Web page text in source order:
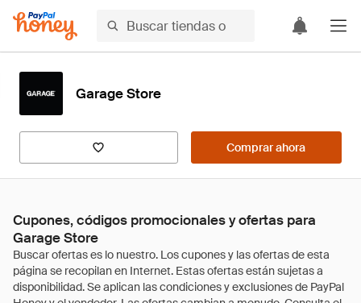
Garage Store
Comprar ahora
Cupones, códigos promocionales y ofertas para
Garage Store